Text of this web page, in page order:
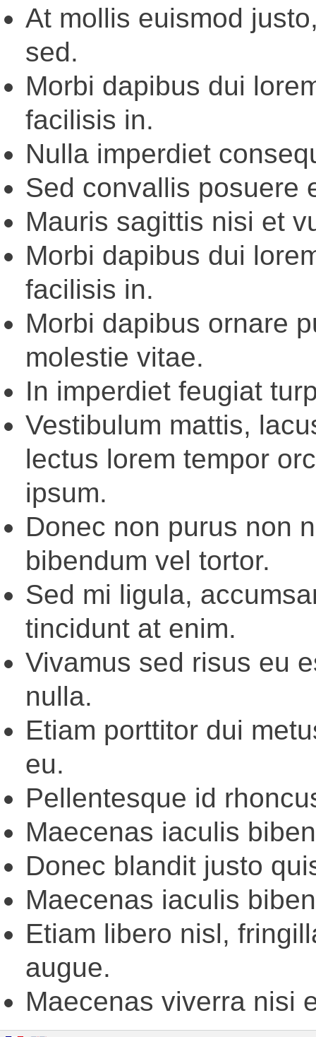
At mollis euismod
sed.
Morbi dapibus dui
facilisis in.
Nulla imperdiet
Sed convallis posuere
Mauris sagittis nisi et
Morbi dapibus dui
facilisis in.
Morbi dapibus ornare
molestie vitae.
In imperdiet feugiat
Vestibulum mattis,
lectus lorem tempor
ipsum.
Donec non purus non
bibendum vel tortor.
Sed mi ligula,
tincidunt at enim.
Vivamus sed risus eu
nulla.
Etiam porttitor dui
eu.
Pellentesque id
Maecenas iaculis
Donec blandit justo
Maecenas iaculis
Etiam libero nisl,
augue.
Maecenas viverra nisi